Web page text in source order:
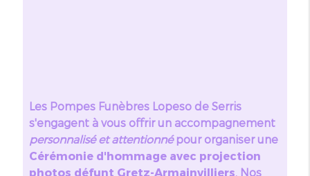
Les Pompes Funèbres Lopeso de Serris
s'engagent à vous offrir un accompagnement
personnalisé et attentionnépour organiser une
Cérémonie d'hommage avec projection
photos défunt Gretz-Armainvilliers . Nos